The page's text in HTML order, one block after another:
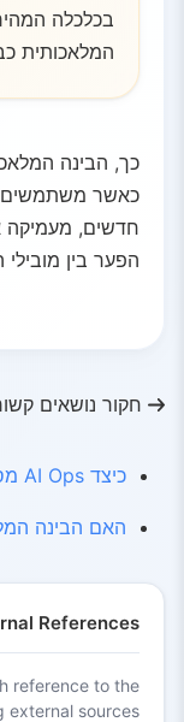
בכלכלה
המלאכותית
כך, הבינה
כאשר משתמשים
חדשים,
הפער בין
חקור נושאים
כיצד AI Ops מסייע לעסקים לפרוס בינה מלאכותית?
האם הבינה
References
reference to the
external sources: